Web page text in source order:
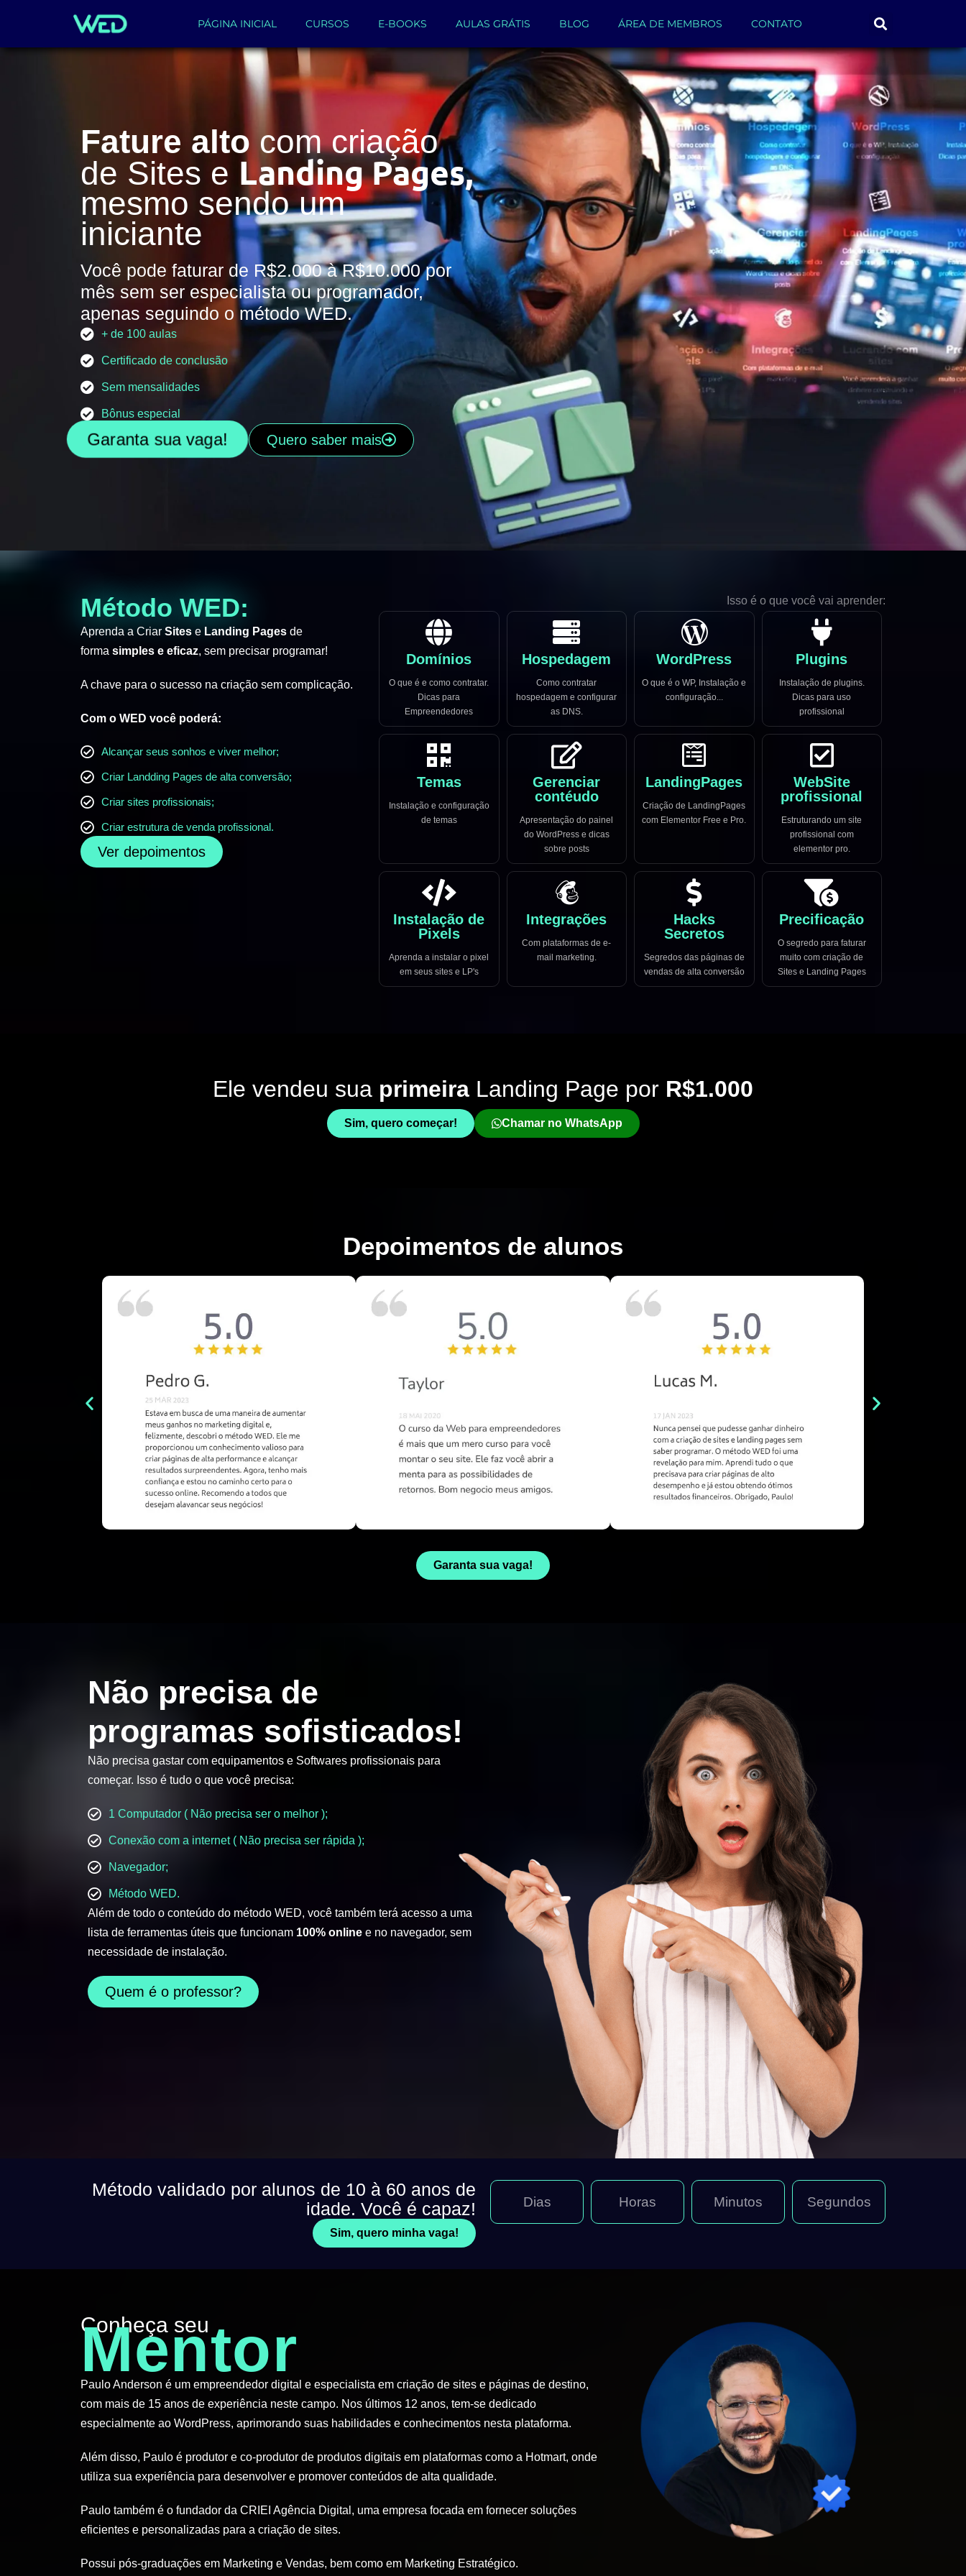
PÁGINA INICIAL CURSOS E-BOOKS AULAS GRÁTIS BLOG ÁREA DE MEMBROS CONTATO
Fature alto com criação
de Sites e Landing Pages,
mesmo sendo um
iniciante
Você pode faturar de R$2.000 à R$10.000 por
mês sem ser especialista ou programador,
apenas seguindo o método WED.
+ de 100 aulas
Certificado de conclusão
Sem mensalidades
Bônus especial
Garanta sua vaga! Quero saber mais
Método WED:
Aprenda a Criar Sites e Landing Pages de
forma simples e eficaz, sem precisar programar!
A chave para o sucesso na criação sem complicação.
Com o WED você poderá:
Alcançar seus sonhos e viver melhor;
Criar Landding Pages de alta conversão;
Criar sites profissionais;
Criar estrutura de venda profissional.
Ver depoimentos
Isso é o que você vai aprender:
Domínios
O que é e como contratar.
Dicas para
Empreendedores
Hospedagem
Como contratar
hospedagem e configurar
as DNS.
WordPress
O que é o WP, Instalação e
configuração...
Plugins
Instalação de plugins.
Dicas para uso
profissional
Temas
Instalação e configuração
de temas
Gerenciar
contéudo
Apresentação do painel
do WordPress e dicas
sobre posts
LandingPages
Criação de LandingPages
com Elementor Free e Pro.
WebSite
profissional
Estruturando um site
profissional com
elementor pro.
Instalação de
Pixels
Aprenda a instalar o pixel
em seus sites e LP's
Integrações
Com plataformas de e-
mail marketing.
Hacks
Secretos
Segredos das páginas de
vendas de alta conversão
Precificação
O segredo para faturar
muito com criação de
Sites e Landing Pages
Ele vendeu sua primeira Landing Page por R$1.000
Sim, quero começar! Chamar no WhatsApp
Depoimentos de alunos
Garanta sua vaga!
Não precisa de
programas sofisticados!
Não precisa gastar com equipamentos e Softwares profissionais para
começar. Isso é tudo o que você precisa:
1 Computador ( Não precisa ser o melhor );
Conexão com a internet ( Não precisa ser rápida );
Navegador;
Método WED.
Além de todo o conteúdo do método WED, você também terá acesso a uma
lista de ferramentas úteis que funcionam 100% online e no navegador, sem
necessidade de instalação.
Quem é o professor?
Método validado por alunos de 10 à 60 anos de
idade. Você é capaz!
Sim, quero minha vaga!
Dias Horas Minutos Segundos
Conheça seu
Mentor
Paulo Anderson é um empreendedor digital e especialista em criação de sites e páginas de destino,
com mais de 15 anos de experiência neste campo. Nos últimos 12 anos, tem-se dedicado
especialmente ao WordPress, aprimorando suas habilidades e conhecimentos nesta plataforma.
Além disso, Paulo é produtor e co-produtor de produtos digitais em plataformas como a Hotmart, onde
utiliza sua experiência para desenvolver e promover conteúdos de alta qualidade.
Paulo também é o fundador da CRIEI Agência Digital, uma empresa focada em fornecer soluções
eficientes e personalizadas para a criação de sites.
Possui pós-graduações em Marketing e Vendas, bem como em Marketing Estratégico.